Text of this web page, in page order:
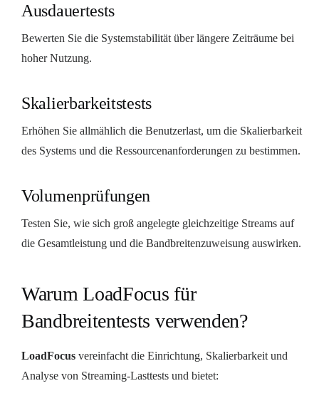
Ausdauertests
Bewerten Sie die Systemstabilität über längere Zeiträume bei
hoher Nutzung.
Skalierbarkeitstests
Erhöhen Sie allmählich die Benutzerlast, um die Skalierbarkeit
des Systems und die Ressourcenanforderungen zu bestimmen.
Volumenprüfungen
Testen Sie, wie sich groß angelegte gleichzeitige Streams auf
die Gesamtleistung und die Bandbreitenzuweisung auswirken.
Warum LoadFocus für
Bandbreitentests verwenden?
LoadFocus vereinfacht die Einrichtung, Skalierbarkeit und
Analyse von Streaming-Lasttests und bietet: